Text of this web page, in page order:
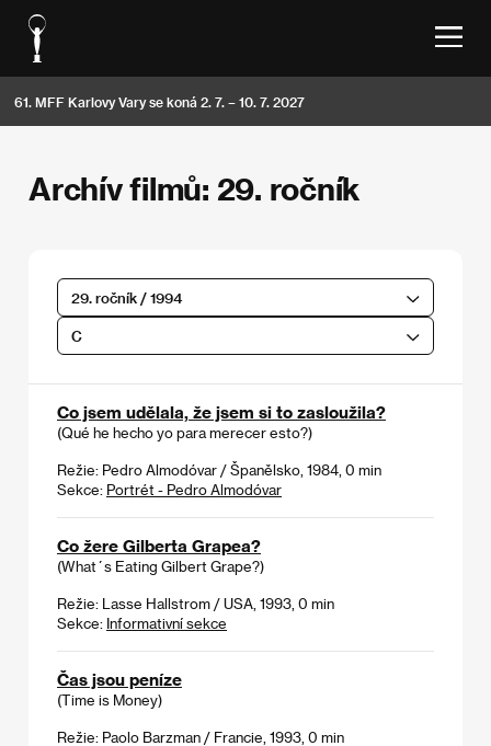
61. MFF Karlovy Vary se koná 2. 7. – 10. 7. 2027
Archív filmů: 29. ročník
29. ročník / 1994
C
Co jsem udělala, že jsem si to zasloužila?
(Qué he hecho yo para merecer esto?)
Režie: Pedro Almodóvar / Španělsko, 1984, 0 min
Sekce: Portrét - Pedro Almodóvar
Co žere Gilberta Grapea?
(What´s Eating Gilbert Grape?)
Režie: Lasse Hallstrom / USA, 1993, 0 min
Sekce: Informativní sekce
Čas jsou peníze
(Time is Money)
Režie: Paolo Barzman / Francie, 1993, 0 min